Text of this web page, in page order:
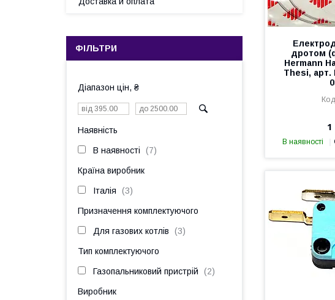
дротом
Hermann
Thesi, арт.
1
В наявності
ФІЛЬТРИ
Діапазон цін, ₴
Наявність
В наявності 7
Країна виробник
Італія 3
Призначення комплектуючого
Для газових котлів 3
Тип комплектуючого
Газопальниковий пристрій 2
Виробник